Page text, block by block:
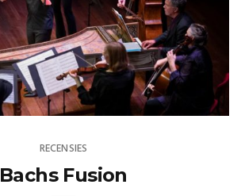
RECENSIES
Bachs Fusion